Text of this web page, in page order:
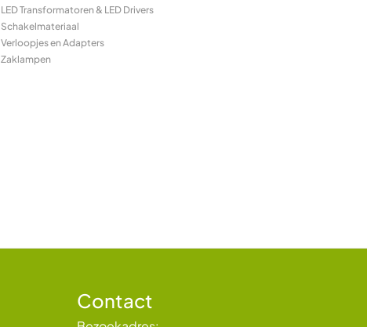
LED Transformatoren & LED Drivers
Schakelmateriaal
Verloopjes en Adapters
Zaklampen
Contact